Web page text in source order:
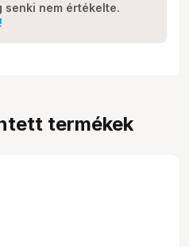
senki nem értékelte.
termékek